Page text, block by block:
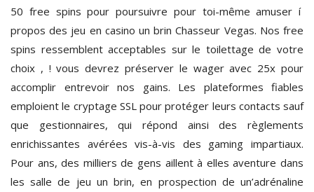
50 free spins pour poursuivre pour toi-même amuser í
propos des jeu en casino un brin Chasseur Vegas. Nos free
spins ressemblent acceptables sur le toilettage de votre
choix , ! vous devrez préserver le wager avec 25x pour
accomplir entrevoir nos gains. Les plateformes fiables
emploient le cryptage SSL pour protéger leurs contacts sauf
que gestionnaires, qui répond ainsi des règlements
enrichissantes avérées vis-à-vis des gaming impartiaux.
Pour ans, des milliers de gens aillent à elles aventure dans
les salle de jeu un brin, en prospection de un’adrénaline